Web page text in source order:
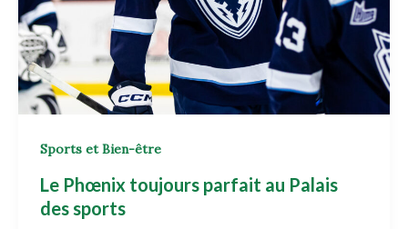
Sports et Bien-être
Le Phœnix toujours parfait au Palais
des sports